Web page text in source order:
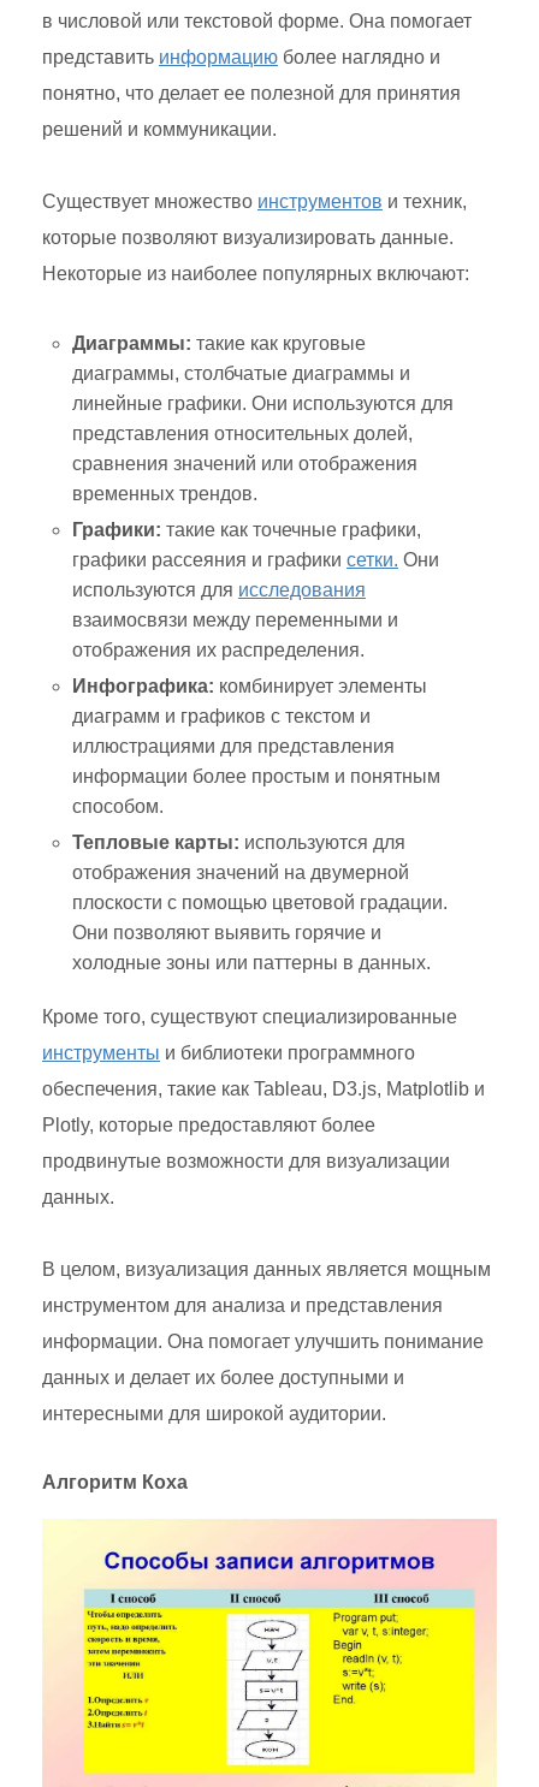
в числовой или текстовой форме. Она помогает
представить информацию более наглядно и
понятно, что делает ее полезной для принятия
решений и коммуникации.
Существует множество инструментов и техник,
которые позволяют визуализировать данные.
Некоторые из наиболее популярных включают:
Диаграммы: такие как круговые
диаграммы, столбчатые диаграммы и
линейные графики. Они используются для
представления относительных долей,
сравнения значений или отображения
временных трендов.
Графики: такие как точечные графики,
графики рассеяния и графики сетки. Они
используются для исследования
взаимосвязи между переменными и
отображения их распределения.
Инфографика: комбинирует элементы
диаграмм и графиков с текстом и
иллюстрациями для представления
информации более простым и понятным
способом.
Тепловые карты: используются для
отображения значений на двумерной
плоскости с помощью цветовой градации.
Они позволяют выявить горячие и
холодные зоны или паттерны в данных.
Кроме того, существуют специализированные
инструменты и библиотеки программного
обеспечения, такие как Tableau, D3.js, Matplotlib и
Plotly, которые предоставляют более
продвинутые возможности для визуализации
данных.
В целом, визуализация данных является мощным
инструментом для анализа и представления
информации. Она помогает улучшить понимание
данных и делает их более доступными и
интересными для широкой аудитории.
Алгоритм Коха